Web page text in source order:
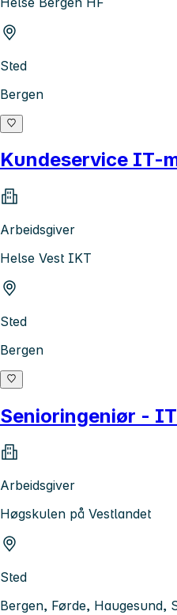
Sted
Bergen
Kundeservice IT-
Arbeidsgiver
Helse Vest IKT
Sted
Bergen
Senioringeniør -
Arbeidsgiver
Høgskulen på Vestlandet
Sted
Bergen, Førde, Haugesund,